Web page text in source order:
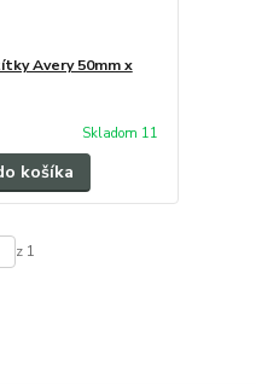
Avery 50mm x
Skladom 11
košíka
z 1